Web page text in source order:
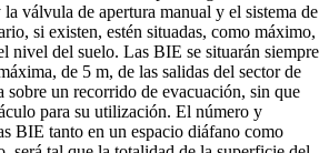
válvula de apertura manual y el sistema de
si existen, estén situadas, como máximo,
nivel del suelo. Las BIE se situarán siempre
de 5 m, de las salidas del sector de
sobre un recorrido de evacuación, sin que
para su utilización. El número y
BIE tanto en un espacio diáfano como